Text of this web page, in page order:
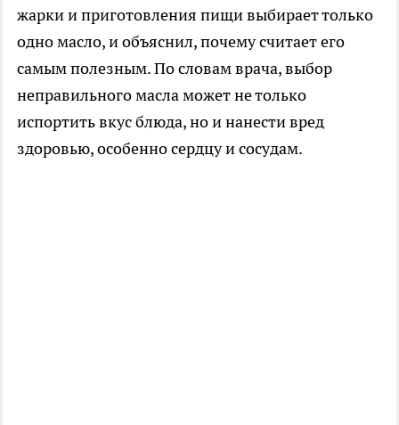
жарки и приготовления пищи выбирает только
одно масло, и объяснил, почему считает его
самым полезным. По словам врача, выбор
неправильного масла может не только
испортить вкус блюда, но и нанести вред
здоровью, особенно сердцу и сосудам.